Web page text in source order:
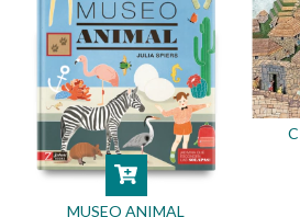
MUSEO ANIMAL